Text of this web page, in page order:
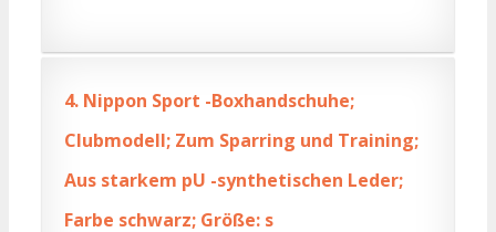
4. Nippon Sport -Boxhandschuhe;
Clubmodell; Zum Sparring und Training;
Aus starkem pU -synthetischen Leder;
Farbe schwarz; Größe: s